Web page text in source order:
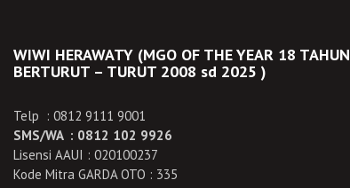
WIWI HERAWATY (MGO OF THE YEAR 18 TAHUN
BERTURUT – TURUT 2008 sd 2025 )
Telp : 0812 9111 9001
SMS/WA : 0812 102 9926
Lisensi AAUI : 020100237
Kode Mitra GARDA OTO : 335